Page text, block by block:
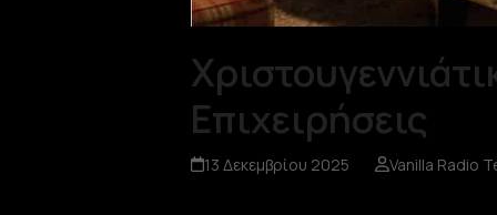
Επιχειρήσεις
13 Δεκεμβρίου 2025 Vanilla Radio